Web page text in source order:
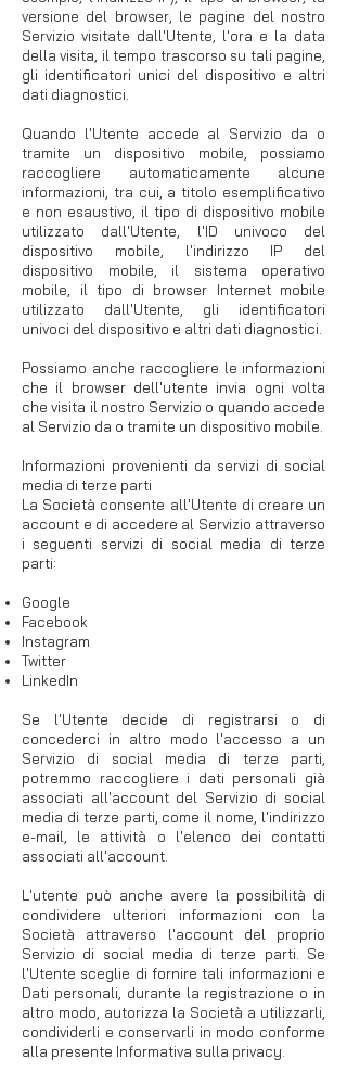
versione del browser, le pagine del nostro
Servizio visitate dall'Utente, l'ora e la data
della visita, il tempo trascorso su tali pagine,
gli identificatori unici del dispositivo e altri
dati diagnostici.
Quando l'Utente accede al Servizio da o
tramite un dispositivo mobile, possiamo
raccogliere automaticamente alcune
informazioni, tra cui, a titolo esemplificativo
e non esaustivo, il tipo di dispositivo mobile
utilizzato dall'Utente, l'ID univoco del
dispositivo mobile, l'indirizzo IP del
dispositivo mobile, il sistema operativo
mobile, il tipo di browser Internet mobile
utilizzato dall'Utente, gli identificatori
univoci del dispositivo e altri dati diagnostici.
Possiamo anche raccogliere le informazioni
che il browser dell'utente invia ogni volta
che visita il nostro Servizio o quando accede
al Servizio da o tramite un dispositivo mobile.
Informazioni provenienti da servizi di social
media di terze parti
La Società consente all'Utente di creare un
account e di accedere al Servizio attraverso
i seguenti servizi di social media di terze
parti:
​Google
Facebook
Instagram
Twitter
LinkedIn
Se l'Utente decide di registrarsi o di
concederci in altro modo l'accesso a un
Servizio di social media di terze parti,
potremmo raccogliere i dati personali già
associati all'account del Servizio di social
media di terze parti, come il nome, l'indirizzo
e-mail, le attività o l'elenco dei contatti
associati all'account.
L'utente può anche avere la possibilità di
condividere ulteriori informazioni con la
Società attraverso l'account del proprio
Servizio di social media di terze parti. Se
l'Utente sceglie di fornire tali informazioni e
Dati personali, durante la registrazione o in
altro modo, autorizza la Società a utilizzarli,
condividerli e conservarli in modo conforme
alla presente Informativa sulla privacy.